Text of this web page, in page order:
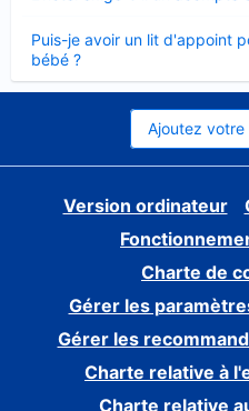
Puis-je avoir un lit d'appoint
bébé ?
fermé
Ajoutez
Version ordinateur
Charte de
Gérer les
Gérer les
Charte relative à
Charte relative